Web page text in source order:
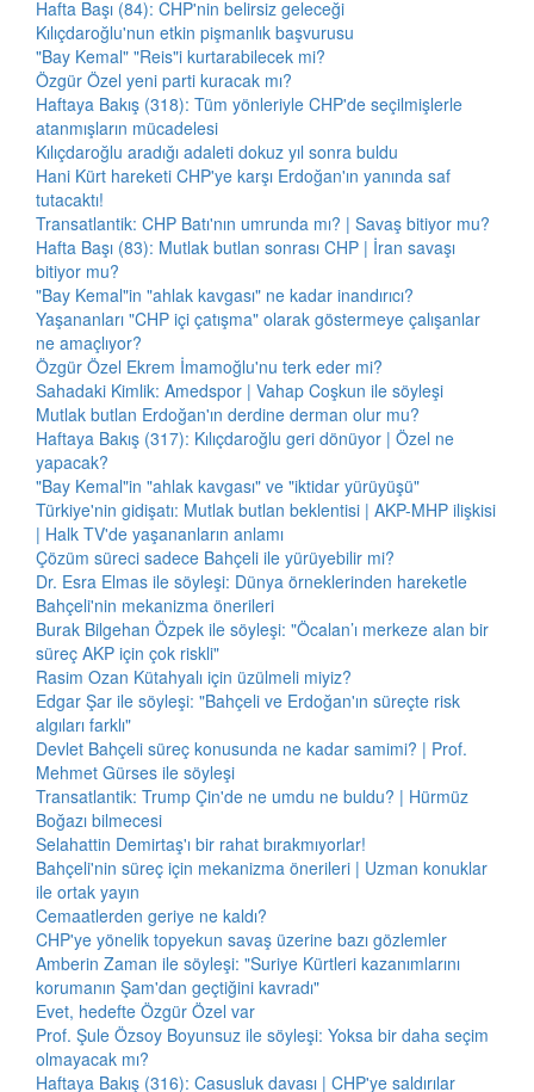
Hafta Başı (84): CHP'nin belirsiz geleceği
Kılıçdaroğlu'nun etkin pişmanlık başvurusu
"Bay Kemal" "Reis"i kurtarabilecek mi?
Özgür Özel yeni parti kuracak mı?
Haftaya Bakış (318): Tüm yönleriyle CHP'de seçilmişlerle
atanmışların mücadelesi
Kılıçdaroğlu aradığı adaleti dokuz yıl sonra buldu
Hani Kürt hareketi CHP'ye karşı Erdoğan'ın yanında saf
tutacaktı!
Transatlantik: CHP Batı'nın umrunda mı? | Savaş bitiyor mu?
Hafta Başı (83): Mutlak butlan sonrası CHP | İran savaşı
bitiyor mu?
"Bay Kemal"in "ahlak kavgası" ne kadar inandırıcı?
Yaşananları "CHP içi çatışma" olarak göstermeye çalışanlar
ne amaçlıyor?
Özgür Özel Ekrem İmamoğlu'nu terk eder mi?
Sahadaki Kimlik: Amedspor | Vahap Coşkun ile söyleşi
Mutlak butlan Erdoğan'ın derdine derman olur mu?
Haftaya Bakış (317): Kılıçdaroğlu geri dönüyor | Özel ne
yapacak?
"Bay Kemal"in "ahlak kavgası" ve "iktidar yürüyüşü"
Türkiye'nin gidişatı: Mutlak butlan beklentisi | AKP-MHP ilişkisi
| Halk TV'de yaşananların anlamı
Çözüm süreci sadece Bahçeli ile yürüyebilir mi?
Dr. Esra Elmas ile söyleşi: Dünya örneklerinden hareketle
Bahçeli'nin mekanizma önerileri
Burak Bilgehan Özpek ile söyleşi: "Öcalan’ı merkeze alan bir
süreç AKP için çok riskli"
Rasim Ozan Kütahyalı için üzülmeli miyiz?
Edgar Şar ile söyleşi: "Bahçeli ve Erdoğan'ın süreçte risk
algıları farklı"
Devlet Bahçeli süreç konusunda ne kadar samimi? | Prof.
Mehmet Gürses ile söyleşi
Transatlantik: Trump Çin'de ne umdu ne buldu? | Hürmüz
Boğazı bilmecesi
Selahattin Demirtaş'ı bir rahat bırakmıyorlar!
Bahçeli'nin süreç için mekanizma önerileri | Uzman konuklar
ile ortak yayın
Cemaatlerden geriye ne kaldı?
CHP'ye yönelik topyekun savaş üzerine bazı gözlemler
Amberin Zaman ile söyleşi: "Suriye Kürtleri kazanımlarını
korumanın Şam'dan geçtiğini kavradı"
Evet, hedefte Özgür Özel var
Prof. Şule Özsoy Boyunsuz ile söyleşi: Yoksa bir daha seçim
olmayacak mı?
Haftaya Bakış (316): Casusluk davası | CHP'ye saldırılar